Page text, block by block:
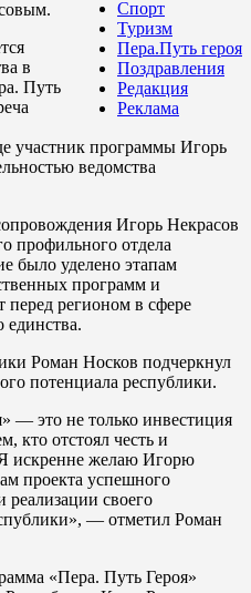
Спорт
Туризм
Пера.Путь героя
Поздравления
Редакция
Реклама
в
Путь
участник программы Игорь
ведомства
Игорь Некрасов
профильного отдела
было уделено этапам
программ и
перед регионом в сфере
единства.
Роман Носков подчеркнул
потенциала республики.
— это не только инвестиция
кто отстоял честь и
искренне желаю Игорю
проекта успешного
своего
— отметил Роман
«Пера. Путь Героя»